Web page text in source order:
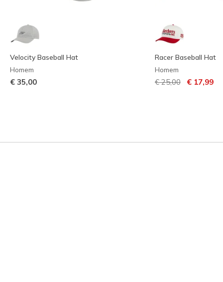
Velocity Baseball Hat
Homem
€ 35,00
Racer Baseball Hat
Homem
Preço com
€ 25,00para
€ 17,99